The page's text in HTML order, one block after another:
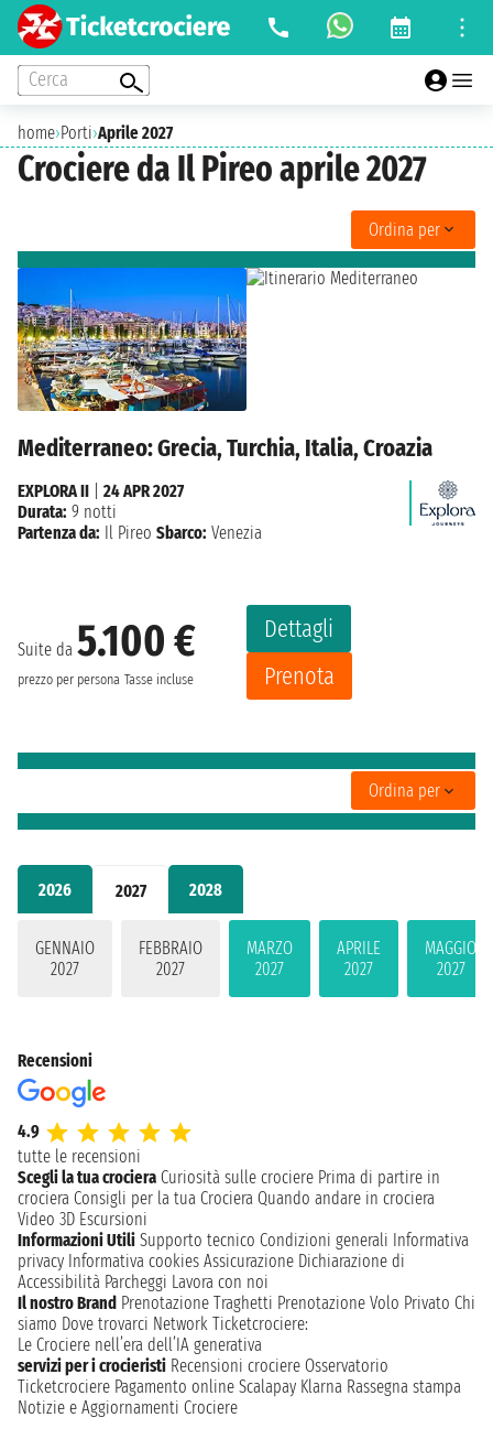
Cerca
home›Porti›Aprile 2027
Crociere da Il Pireo aprile 2027
2026 2027 2028
GENNAIO
2027
FEBBRAIO
2027
MARZO
2027
APRILE
2027
MAGGIO
2027
Ordina per
Mediterraneo: Grecia, Turchia, Italia, Croazia
Suite da 5.100 €
prezzo per persona Tasse incluse
Dettagli
Prenota
EXPLORA II
24 APR 2027
Durata: 9 notti
Partenza da: Il Pireo Sbarco: Venezia
Ordina per
Recensioni
4.9
tutte le recensioni
Scegli la tua crociera Curiosità sulle crociere Prima di partire in
crociera Consigli per la tua Crociera Quando andare in crociera
Video 3D Escursioni
Informazioni Utili Supporto tecnico Condizioni generali Informativa
privacy Informativa cookies Assicurazione Dichiarazione di
Accessibilità Parcheggi Lavora con noi
Il nostro Brand Prenotazione Traghetti Prenotazione Volo Privato Chi
siamo Dove trovarci Network Ticketcrociere:
Le Crociere nell’era dell’IA generativa
servizi per i crocieristi Recensioni crociere Osservatorio
Ticketcrociere Pagamento online Scalapay Klarna Rassegna stampa
Notizie e Aggiornamenti Crociere